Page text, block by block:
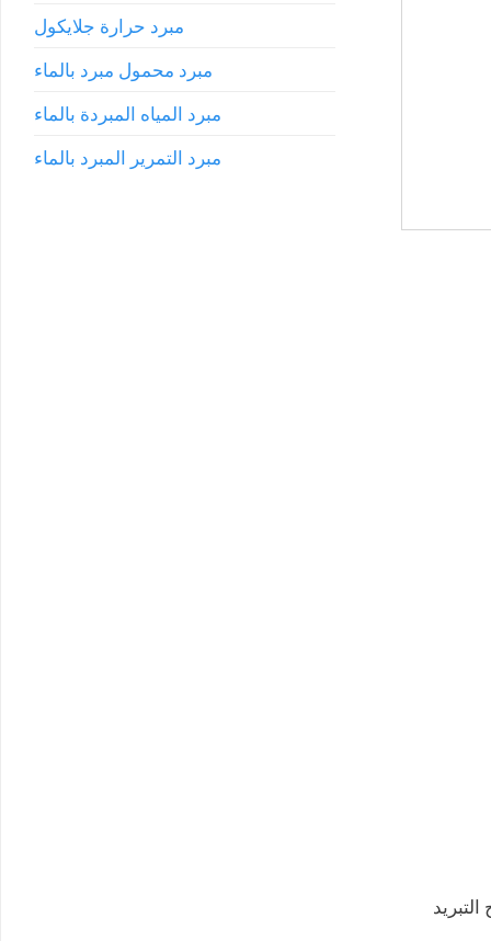
مبرد حرارة جلايكول
مبرد محمول مبرد بالماء
مبرد المياه المبردة بالماء
مبرد التمرير المبرد بالماء